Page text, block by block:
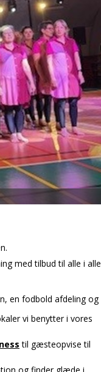
med tilbud til alle i alle
en fodbold afdeling og
vi benytter i vores
til gæsteopvise til